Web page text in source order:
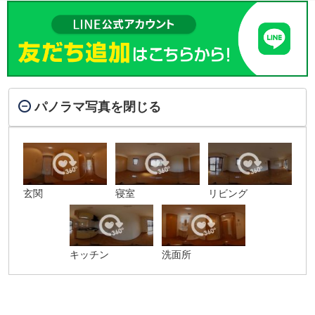
パノラマ写真を閉じる
玄関 寝室 リビング
キッチン 洗面所